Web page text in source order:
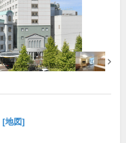
[地図]